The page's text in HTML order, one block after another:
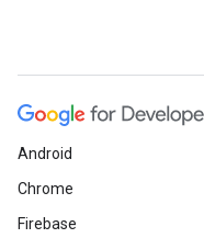
Android
Chrome
Firebase